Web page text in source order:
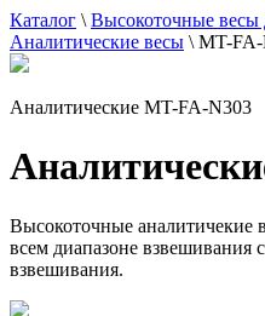
Каталог \ Высокоточные весы
Аналитические весы \ MT-
Аналитические MT-FA-N303
Высокоточные аналитичекие
всем диапазоне взвешивания
взвешивания.